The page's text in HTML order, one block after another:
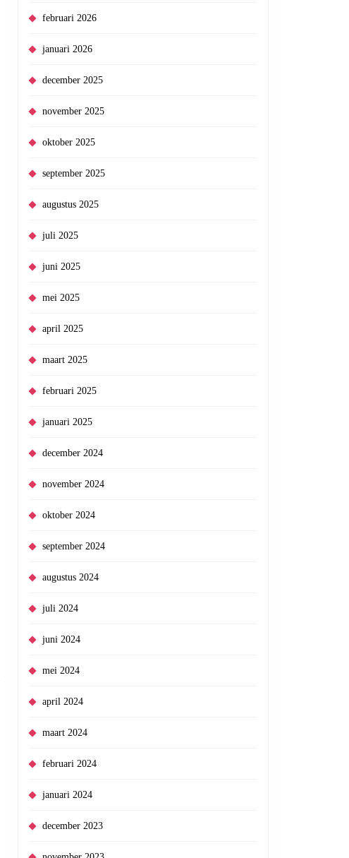
februari 2026
januari 2026
december 2025
november 2025
oktober 2025
september 2025
augustus 2025
juli 2025
juni 2025
mei 2025
april 2025
maart 2025
februari 2025
januari 2025
december 2024
november 2024
oktober 2024
september 2024
augustus 2024
juli 2024
juni 2024
mei 2024
april 2024
maart 2024
februari 2024
januari 2024
december 2023